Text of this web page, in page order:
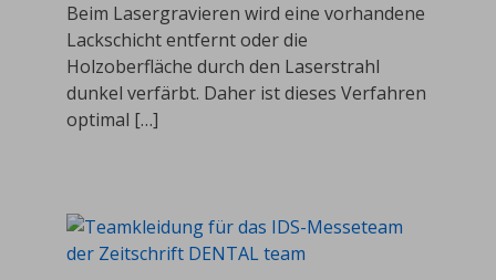
Beim Lasergravieren wird eine vorhandene
Lackschicht entfernt oder die
Holzoberfläche durch den Laserstrahl
dunkel verfärbt. Daher ist dieses Verfahren
optimal […]